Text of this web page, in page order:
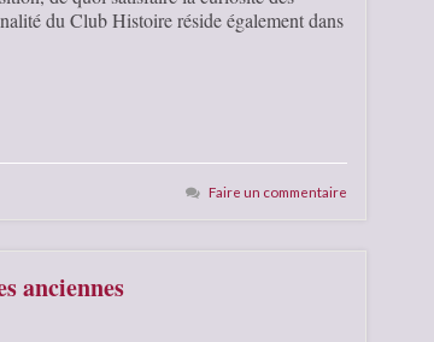
du Club Histoire réside également dans
Faire un commentaire
anciennes